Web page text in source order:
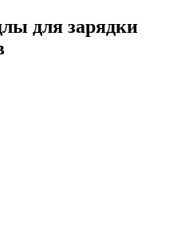
для зарядки